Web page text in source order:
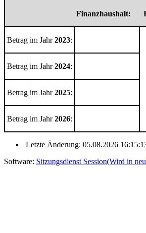
Finanzhaushalt:
Betrag im Jahr2023:
Betrag im Jahr2024:
Betrag im Jahr2025:
Betrag im Jahr2026:
Letzte Änderung: 05.08.2026
Software: Sitzungsdienst Session(Wird in